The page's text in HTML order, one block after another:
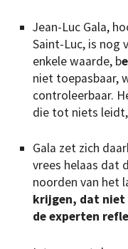
Jean-Luc Gala,
Saint-Luc, is nog
enkele waarde, b
niet toepasbaar,
controleerbaar.
die tot niets leidt,
Gala zet zich
vrees helaas dat
noorden van het
krijgen, dat niet
de experten